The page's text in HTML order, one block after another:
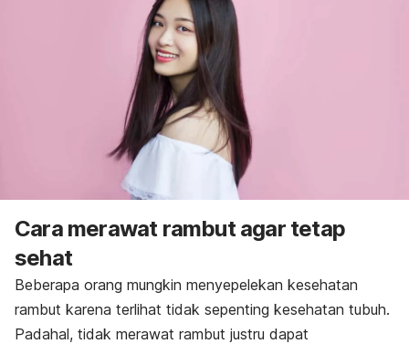
Cara merawat rambut agar tetap
sehat
Beberapa orang mungkin menyepelekan kesehatan
rambut karena terlihat tidak sepenting kesehatan tubuh.
Padahal, tidak merawat rambut justru dapat